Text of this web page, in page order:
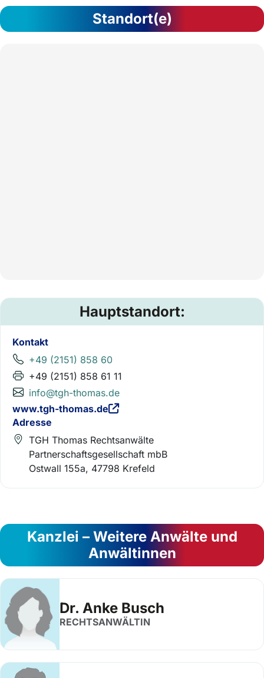
Standort(e)
Hauptstandort:
Kontakt
+49 (2151) 858 60
+49 (2151) 858 61 11
info@tgh-thomas.de
www.tgh-thomas.de
Adresse
TGH Thomas Rechtsanwälte
Partnerschaftsgesellschaft mbB
Ostwall 155a, 47798 Krefeld
Kanzlei – Weitere Anwälte und
Anwältinnen
Dr. Anke Busch
RECHTSANWÄLTIN